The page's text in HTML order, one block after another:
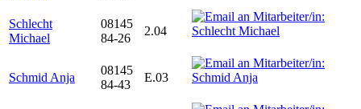
Schlecht
Michael
08145
84-26
2.04
Schmid Anja
08145
84-43
E.03